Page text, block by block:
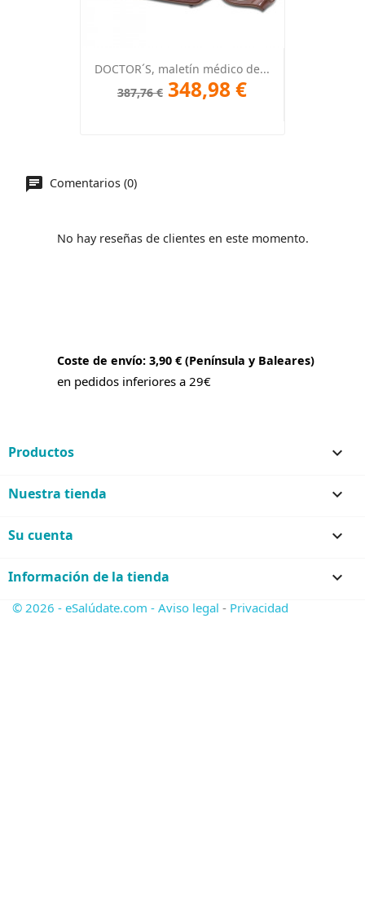
DOCTOR´S, maletín médico de...
387,76 € 348,98 €
Comentarios (0)
No hay reseñas de clientes en este momento.
Coste de envío: 3,90 € (Península y Baleares)
en pedidos inferiores a 29€
Productos 
Nuestra tienda 
Su cuenta 
Información de la tienda keyboard_arrow_down
© 2026 - eSalúdate.com - Aviso legal - Privacidad